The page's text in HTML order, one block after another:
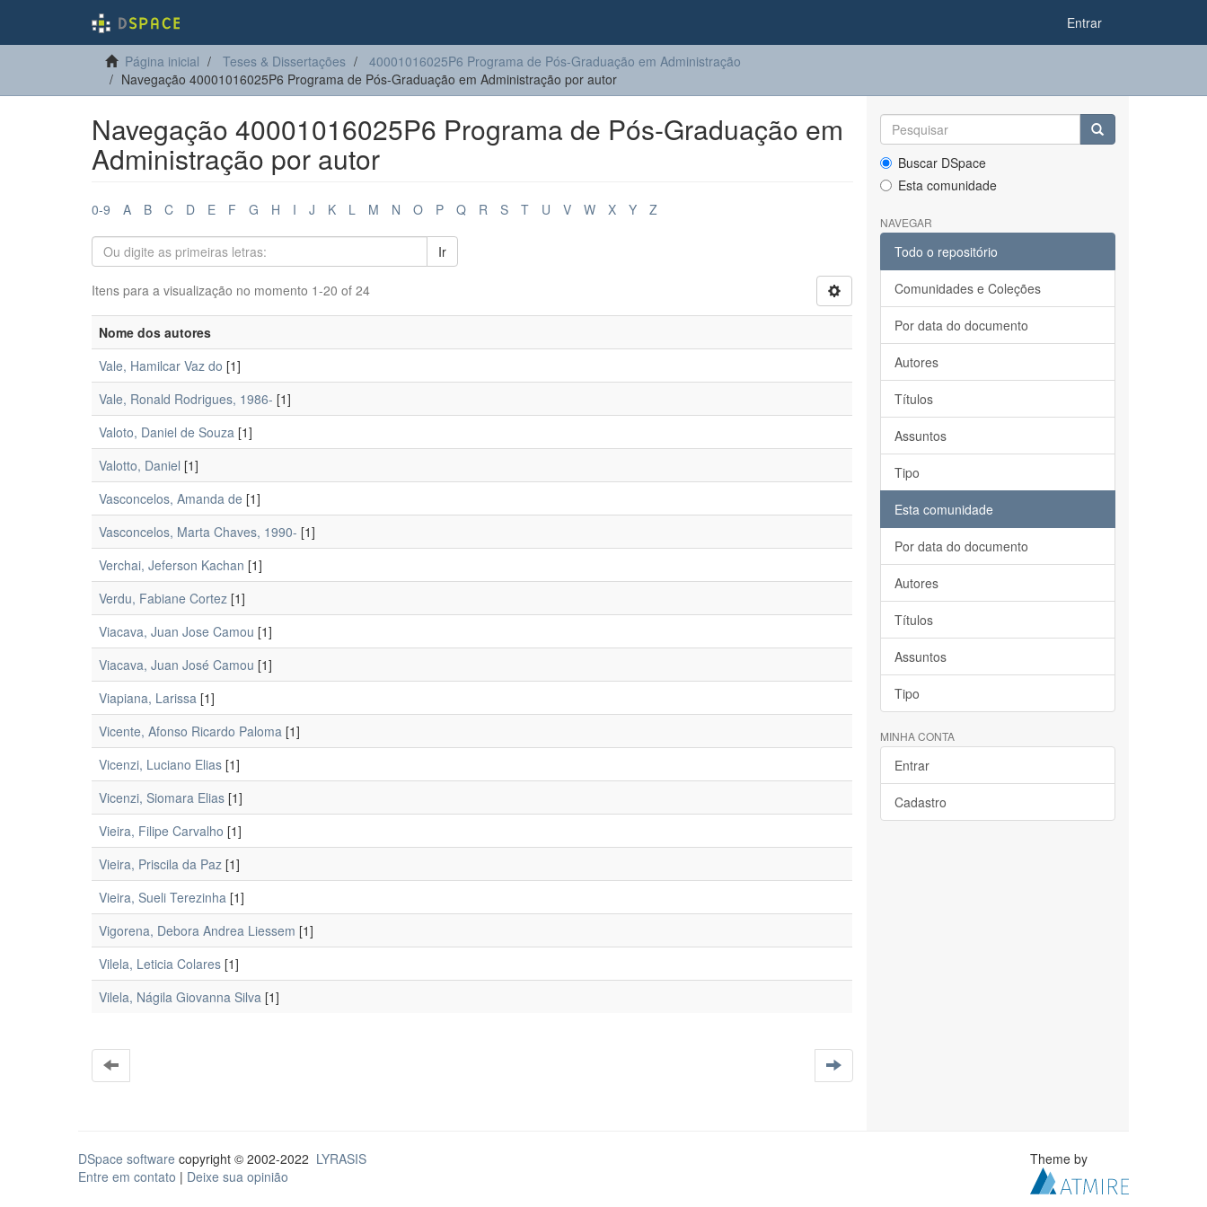
Entrar
Página inicial Teses & Dissertações
40001016025P6 Programa de Pós-Graduação em Administração
Navegação 40001016025P6 Programa de Pós-Graduação em Administração por autor
Navegação 40001016025P6 Programa de Pós-Graduação em
Administração por autor
0-9 A B C D E F G H I J K L M N O P Q R S T U V W X Y Z
Ir
Itens para a visualização no momento 1-20 of 24
Nome dos autores
Vale, Hamilcar Vaz do [1]
Vale, Ronald Rodrigues, 1986- [1]
Valoto, Daniel de Souza [1]
Valotto, Daniel [1]
Vasconcelos, Amanda de [1]
Vasconcelos, Marta Chaves, 1990- [1]
Verchai, Jeferson Kachan [1]
Verdu, Fabiane Cortez [1]
Viacava, Juan Jose Camou [1]
Viacava, Juan José Camou [1]
Viapiana, Larissa [1]
Vicente, Afonso Ricardo Paloma [1]
Vicenzi, Luciano Elias [1]
Vicenzi, Siomara Elias [1]
Vieira, Filipe Carvalho [1]
Vieira, Priscila da Paz [1]
Vieira, Sueli Terezinha [1]
Vigorena, Debora Andrea Liessem [1]
Vilela, Leticia Colares [1]
Vilela, Nágila Giovanna Silva [1]
Buscar DSpace
Esta comunidade
NAVEGAR
Todo o repositório
Comunidades e Coleções
Por data do documento
Autores
Títulos
Assuntos
Tipo
Esta comunidade
Por data do documento
Autores
Títulos
Assuntos
Tipo
MINHA CONTA
Entrar
Cadastro
DSpace software copyright © 2002-2022 LYRASIS
Entre em contato | Deixe sua opinião
Theme by